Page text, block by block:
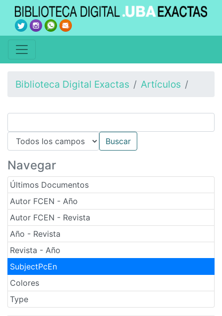
Biblioteca Digital Exactas Artículos
Navegar
Últimos Documentos
Autor FCEN - Año
Autor FCEN - Revista
Año - Revista
Revista - Año
SubjectPcEn
Colores
Type